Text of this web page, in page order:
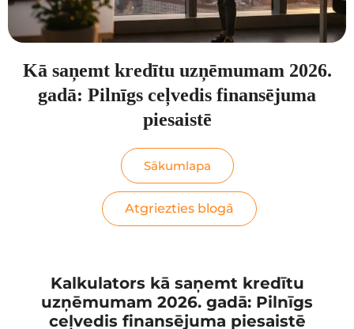
Kā saņemt kredītu uzņēmumam 2026.
gadā: Pilnīgs ceļvedis finansējuma
piesaistē
Sākumlapa
Atgriezties blogā
Kalkulators kā saņemt kredītu
uzņēmumam 2026. gadā: Pilnīgs
ceļvedis finansējuma piesaistē